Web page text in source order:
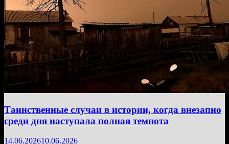
Таинственные случаи в истории, когда внезапно
среди дня наступала полная темнота
14.06.202610.06.2026